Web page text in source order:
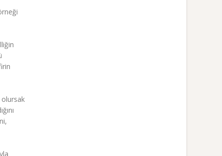
olursak